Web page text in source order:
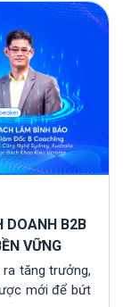
DOANH B2B
VỮNG
tăng trưởng,
mới để bứt